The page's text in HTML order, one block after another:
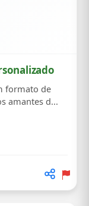
formato de
amantes d...